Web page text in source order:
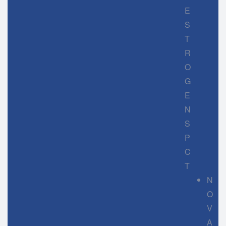
E
S
T
R
O
G
E
N
S
P
C
T
N
O
V
A